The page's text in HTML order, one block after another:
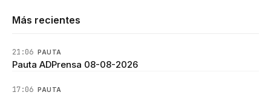
Más recientes
21:06 PAUTA
Pauta ADPrensa 08-08-2026
17:06 PAUTA